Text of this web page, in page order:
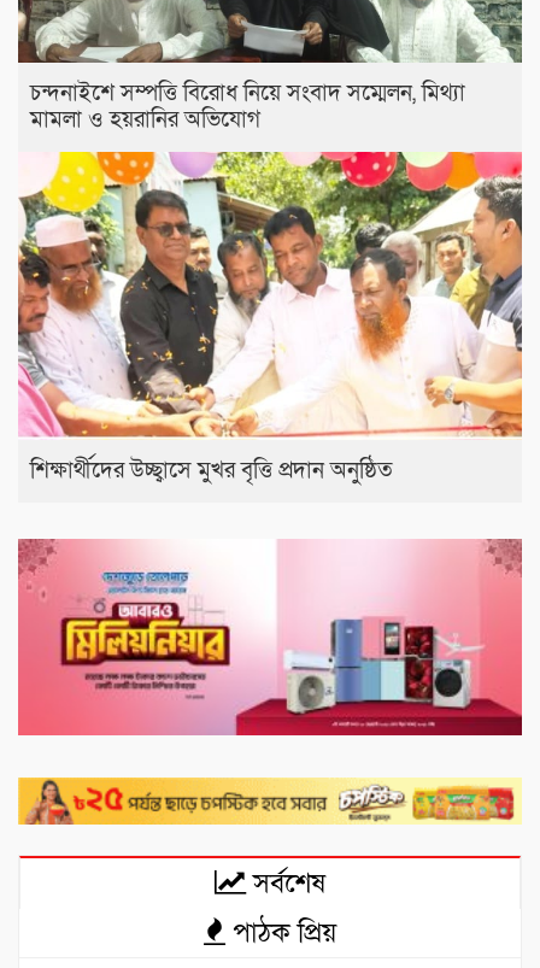
চন্দনাইশে সম্পত্তি বিরোধ নিয়ে সংবাদ সম্মেলন, মিথ্যা
মামলা ও হয়রানির অভিযোগ
শিক্ষার্থীদের উচ্ছ্বাসে মুখর বৃত্তি প্রদান অনুষ্ঠিত
সর্বশেষ
পাঠক প্রিয়